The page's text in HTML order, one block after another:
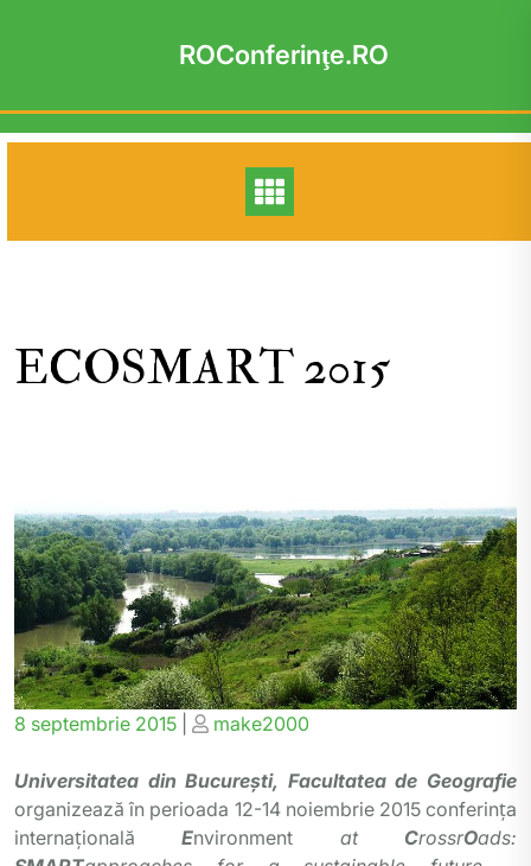
ROConferinţe.RO
ECOSMART 2015
Posted
8 septembrie 2015
Posted
make2000
Universitatea din București, Facultatea de Geografie
organizează în perioada 12-14 noiembrie 2015 conferința
internaționalăEnvironment at CrossrOads: